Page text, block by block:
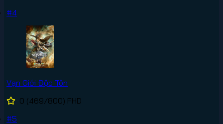
#4
Vạn Giới Độc Tôn
0 (469/800) FHD
#5